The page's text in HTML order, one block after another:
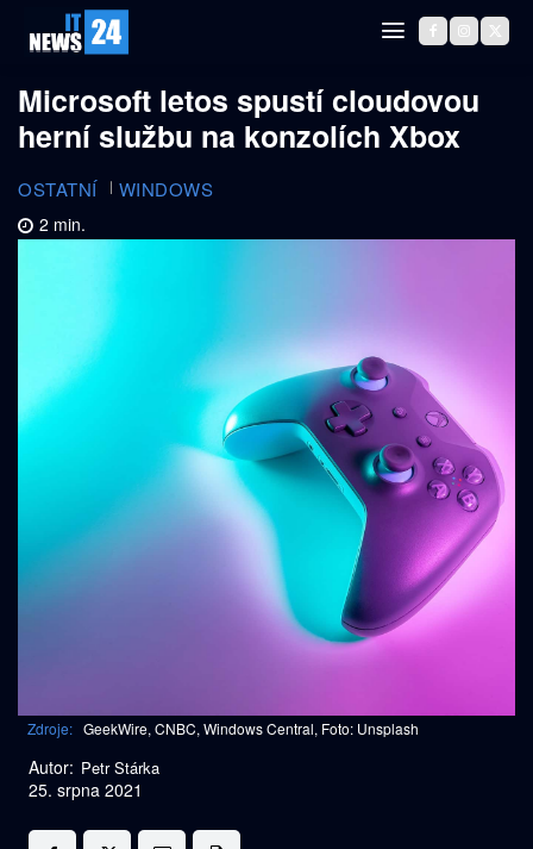
Microsoft letos spustí cloudovou
herní službu na konzolích Xbox
OSTATNÍ WINDOWS
2 min.
Zdroje: GeekWire, CNBC, Windows Central, Foto: Unsplash
Autor: Petr Stárka
25. srpna 2021